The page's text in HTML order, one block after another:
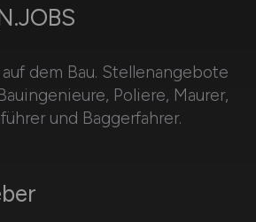
dem Bau. Stellenangebote
Poliere, Maurer,
und Baggerfahrer.